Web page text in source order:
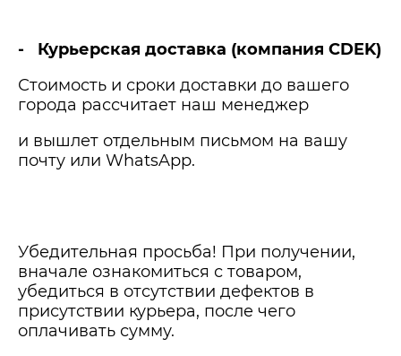
Оплата
- Курьерская доставка (компания CDEK)
Стоимость и сроки доставки до вашего
города рассчитает наш менеджер
и вышлет отдельным письмом на вашу
почту или WhatsApp.
Убедительная просьба! При получении,
вначале ознакомиться с товаром,
убедиться в отсутствии дефектов в
присутствии курьера, после чего
оплачивать сумму.